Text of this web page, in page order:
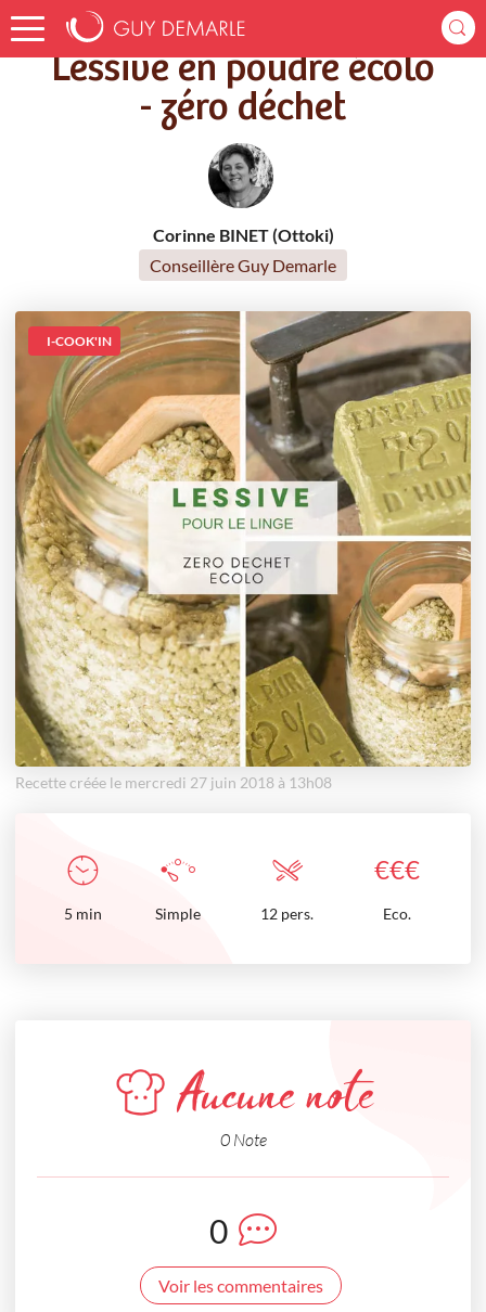
Accueil Recettes Lessive en poudre écolo - zéro déchet
Lessive en poudre écolo
- zéro déchet
Corinne BINET (Ottoki)
Conseillère Guy Demarle
I-COOK'IN
Recette créée le mercredi 27 juin 2018 à 13h08
€€€
5 min Simple 12 pers. Eco.
Aucune note
0 Note
0
Voir les commentaires